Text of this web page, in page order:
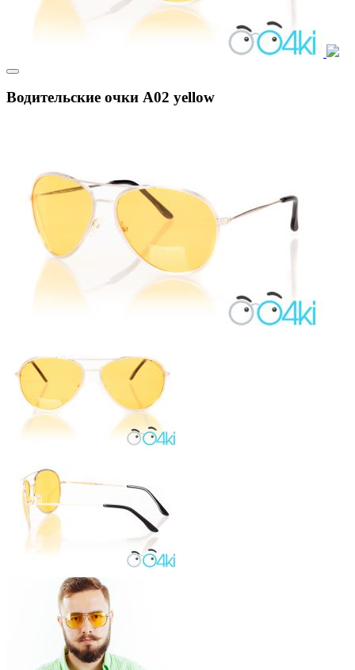
Водительские очки A02 yellow